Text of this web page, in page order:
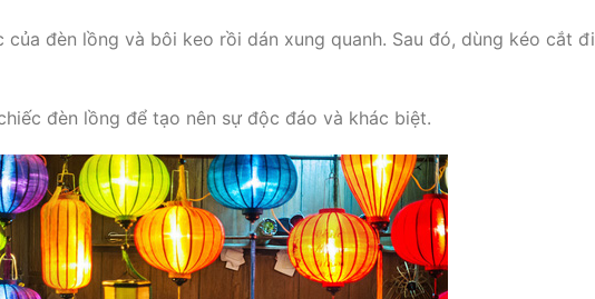
đèn lồng và bôi keo rồi dán xung quanh. Sau đó, dùng kéo cắt đi
đèn lồng để tạo nên sự độc đáo và khác biệt.